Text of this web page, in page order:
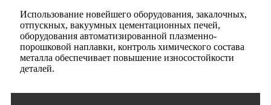
Использование новейшего оборудования, закалочных,
отпускных, вакуумных цементационных печей,
оборудования автоматизированной плазменно-
порошковой наплавки, контроль химического состава
металла обеспечивает повышение износостойкости
деталей.